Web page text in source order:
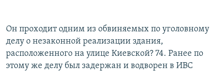
Он проходит одним из обвиняемых по уголовному
делу о незаконной реализации здания,
расположенного на улице Киевской? 74. Ранее по
этому же делу был задержан и водворен в ИВС